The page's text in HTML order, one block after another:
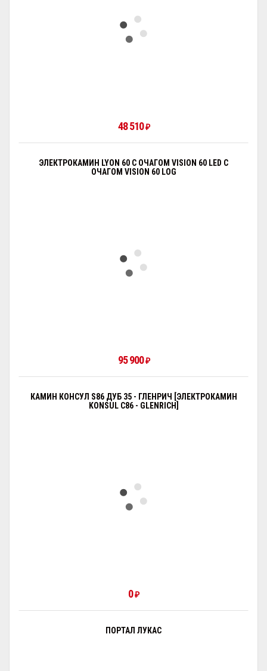
48 510₽
ЭЛЕКТРОКАМИН LYON 60 С ОЧАГОМ VISION 60 LED С
ОЧАГОМ VISION 60 LOG
95 900₽
КАМИН КОНСУЛ S86 ДУБ 35 - ГЛЕНРИЧ [ЭЛЕКТРОКАМИН
KONSUL С86 - GLENRICH]
0₽
ПОРТАЛ ЛУКАС